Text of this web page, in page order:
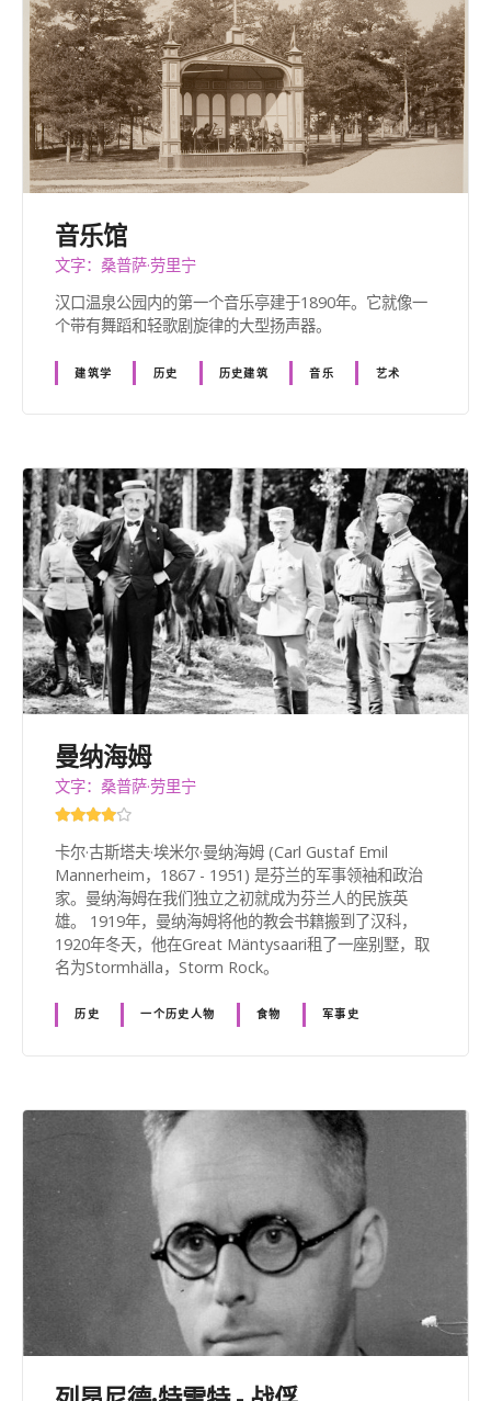
音乐馆
文字：桑普萨·劳里宁
汉口温泉公园内的第一个音乐亭建于1890年。它就像一
个带有舞蹈和轻歌剧旋律的大型扬声器。
建筑学 历史 历史建筑 音乐 艺术
曼纳海姆
文字：桑普萨·劳里宁
卡尔·古斯塔夫·埃米尔·曼纳海姆 (Carl Gustaf Emil
Mannerheim，1867 - 1951) 是芬兰的军事领袖和政治
家。曼纳海姆在我们独立之初就成为芬兰人的民族英
雄。 1919年，曼纳海姆将他的教会书籍搬到了汉科，
1920年冬天，他在Great Mäntysaari租了一座别墅，取
名为Stormhälla，Storm Rock。
历史 一个历史人物 食物 军事史